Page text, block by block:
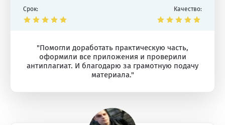
Срок: Качество:
"Помогли доработать практическую часть,
оформили все приложения и проверили
антиплагиат. И благодарю за грамотную подачу
материала."